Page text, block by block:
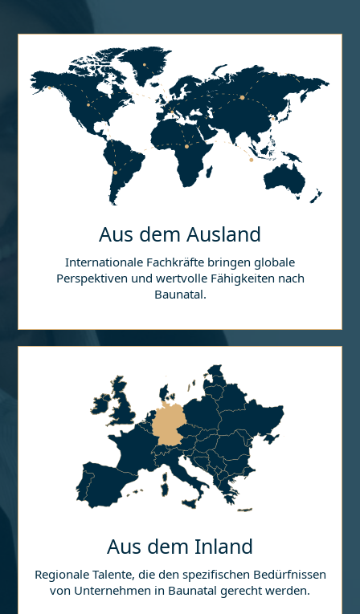
Aus dem Ausland
Internationale Fachkräfte bringen globale
Perspektiven und wertvolle Fähigkeiten nach
Baunatal.
Aus dem Inland
Regionale Talente, die den spezifischen Bedürfnissen
von Unternehmen in Baunatal gerecht werden.